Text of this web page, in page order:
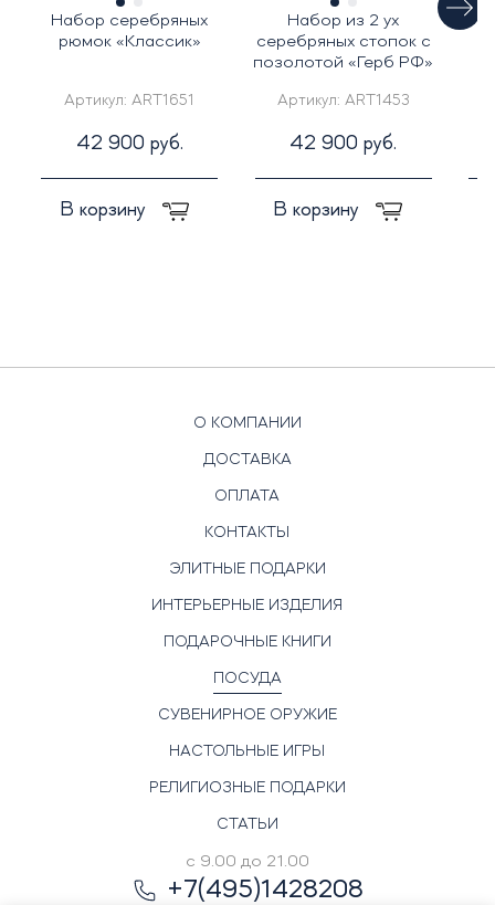
Набор серебряных
рюмок «Классик»
Артикул: ART1651
42 900 руб.
В корзину
Набор из 2 ух
серебряных стопок с
позолотой «Герб РФ»
Артикул: ART1453
42 900 руб.
В корзину
О КОМПАНИИ
ДОСТАВКА
ОПЛАТА
КОНТАКТЫ
ЭЛИТНЫЕ ПОДАРКИ
ИНТЕРЬЕРНЫЕ ИЗДЕЛИЯ
ПОДАРОЧНЫЕ КНИГИ
ПОСУДА
СУВЕНИРНОЕ ОРУЖИЕ
НАСТОЛЬНЫЕ ИГРЫ
РЕЛИГИОЗНЫЕ ПОДАРКИ
СТАТЬИ
с 9.00 до 21.00
+7(495)1428208